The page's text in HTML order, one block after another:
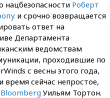
нацбезопасности Роберт
и срочно возвращается
ответ на
Департамента
ведомствам
проходившие по
с весны этого года,
сейчас непростое,
Bloomberg Уильям Тортон.